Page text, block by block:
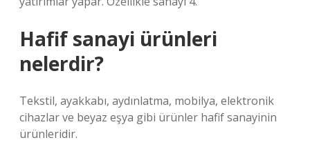
Hafif sanayi ürünleri
nelerdir?
Tekstil, ayakkabı, aydınlatma, mobilya, elektronik
cihazlar ve beyaz eşya gibi ürünler hafif sanayinin
ürünleridir.